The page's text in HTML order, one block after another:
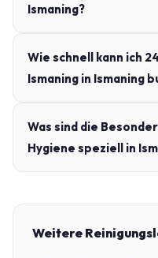
Ismaning?
Wie schnell kann ich
Ismaning in Ismaning
Was sind die
Hygiene speziell in
Weitere